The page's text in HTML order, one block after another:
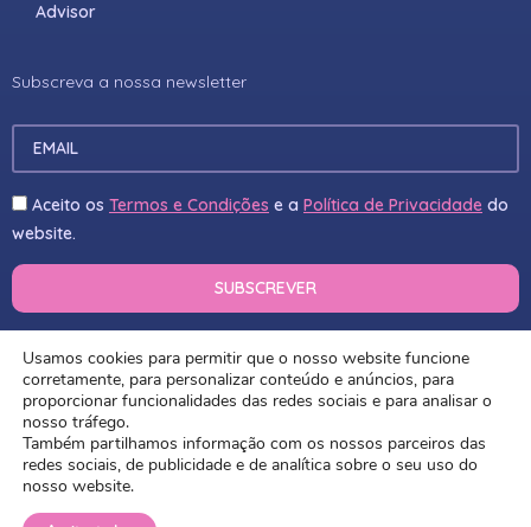
Advisor
Subscreva a nossa newsletter
Aceito os Termos e Condições e a Política de Privacidade do
website.
© 2022 OPTIMYSTIC​
POLÍTICA DE COOKIES
Usamos cookies para permitir que o nosso website funcione
corretamente, para personalizar conteúdo e anúncios, para
proporcionar funcionalidades das redes sociais e para analisar o
nosso tráfego.
Também partilhamos informação com os nossos parceiros das
redes sociais, de publicidade e de analítica sobre o seu uso do
nosso website.